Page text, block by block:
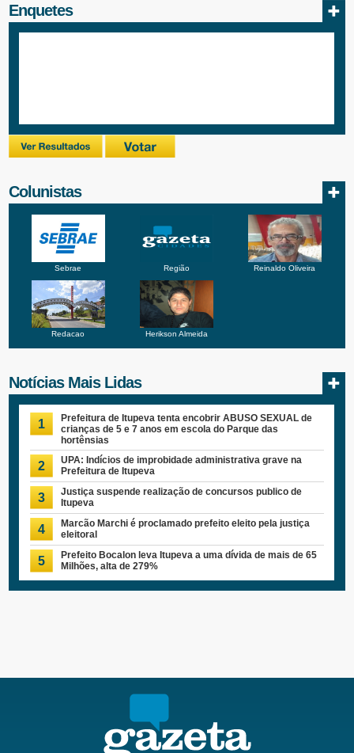
Enquetes
Colunistas
Sebrae Região Reinaldo Oliveira
Redacao Herikson Almeida
Notícias Mais Lidas
1
Prefeitura de Itupeva tenta encobrir ABUSO SEXUAL de
crianças de 5 e 7 anos em escola do Parque das
hortênsias
2
UPA: Indícios de improbidade administrativa grave na
Prefeitura de Itupeva
3
Justiça suspende realização de concursos publico de
Itupeva
4
Marcão Marchi é proclamado prefeito eleito pela justiça
eleitoral
5
Prefeito Bocalon leva Itupeva a uma dívida de mais de 65
Milhões, alta de 279%